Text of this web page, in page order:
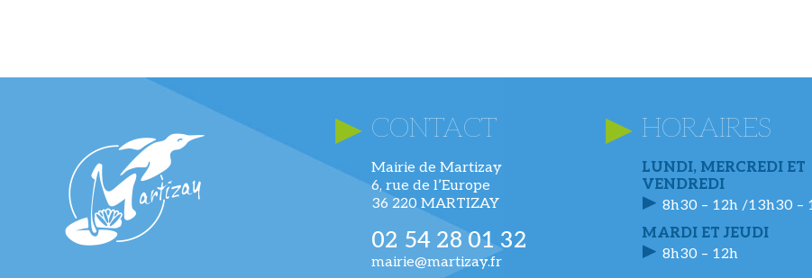
CONTACT
Mairie de Martizay
6, rue de l’Europe
36 220 MARTIZAY
02 54 28 01 32
mairie@martizay.fr
HORAIRES
LUNDI, MERCREDI ET
VENDREDI
8h30 – 12h /13h30 –
MARDI ET JEUDI
8h30 – 12h